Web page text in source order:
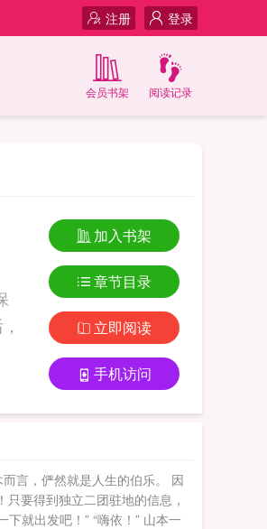
登录
注册
阅读记录
会员书架
加入书架
章节目录
立即阅读
手机访问
言，俨然就是人生的伯乐。 因
要得到独立二团驻地的信息，
就出发吧！” “嗨依！” 山本一